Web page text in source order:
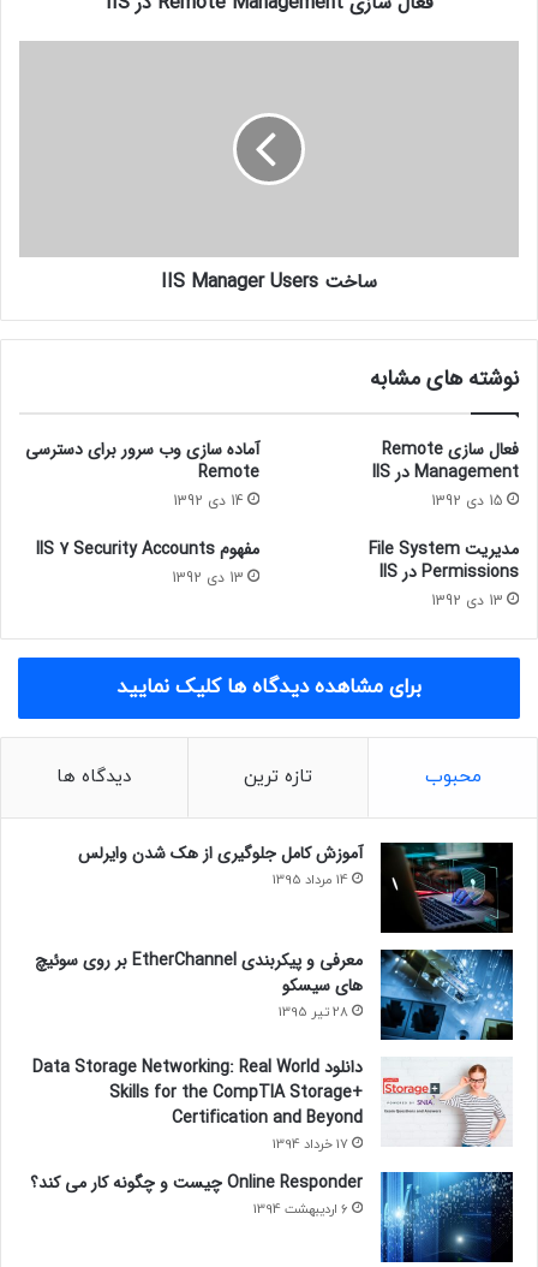
ساخت IIS Manager Users
نوشته های مشابه
فعال سازی Remote
Management در IIS
15 دی 1392
آماده سازی وب سرور برای دسترسی
Remote
14 دی 1392
مدیریت File System
Permissions در IIS
13 دی 1392
مفهوم IIS 7 Security Accounts
13 دی 1392
برای مشاهده دیدگاه ها کلیک نمایید
محبوب تازه ترین دیدگاه ها
آموزش کامل جلوگیری از هک شدن وایرلس
14 مرداد 1395
معرفی و پیکربندی EtherChannel بر روی سوئیچ
های سیسکو
28 تیر 1395
دانلود Data Storage Networking: Real World
Skills for the CompTIA Storage+
Certification and Beyond
17 خرداد 1394
Online Responder چیست و چگونه کار می کند؟
6 اردیبهشت 1394